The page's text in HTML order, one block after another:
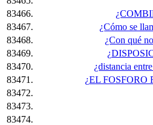
83466.
83467.
¿Cómo se
83468.
¿Con qué
83469.
83470.
¿distancia
83471.
¿EL
83472.
83473.
83474.